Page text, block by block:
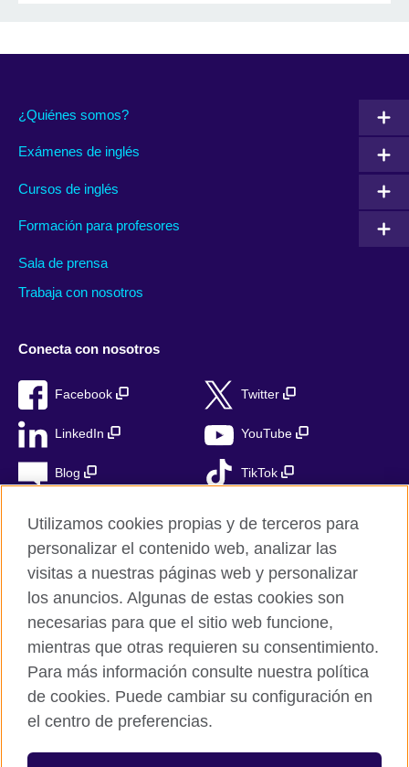
¿Quiénes somos?
Exámenes de inglés
Cursos de inglés
Formación para profesores
Sala de prensa
Trabaja con nosotros
Conecta con nosotros
Facebook Twitter
LinkedIn YouTube
Blog TikTok
British Council Global
Privacidad
Aviso Legal
Cookies
Mapa del sitio
© 2026 British Council
relations and educational opportunities. A registered charity in
Utilizamos cookies propias y de terceros para
personalizar el contenido web, analizar las
visitas a nuestras páginas web y personalizar
los anuncios. Algunas de estas cookies son
necesarias para que el sitio web funcione,
mientras que otras requieren su consentimiento.
Para más información consulte nuestra política
de cookies. Puede cambiar su configuración en
el centro de preferencias.